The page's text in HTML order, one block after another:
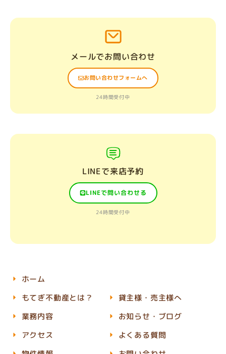
メールでお問い合わせ
お問い合わせフォームへ
24時間受付中
LINEで来店予約
LINEで問い合わせる
24時間受付中
ホーム
もてぎ不動産とは？
業務内容
アクセス
貸主様・売主様へ
お知らせ・ブログ
よくある質問